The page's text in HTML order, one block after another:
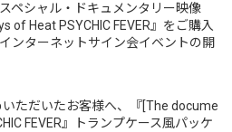
ペシャル・ドキュメンタリー映像
of Heat PSYCHIC FEVER』をご購入
ンターネットサイン会イベントの開
ただいたお客様へ、『[The docume
FEVER』トランプケース風パッケ